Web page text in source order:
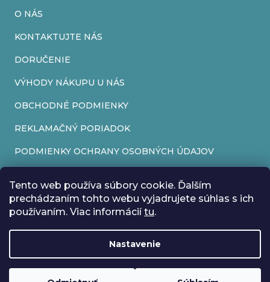
Tento web používa súbory cookie. Ďalším
prechádzaním tohto webu vyjadrujete súhlas s ich
používaním. Viac informáciítu.
Nastavenie
O NÁS
KONTAKTUJTE NÁS
DORUČENIE
VÝHODY NÁKUPU U NÁS
OBCHODNÉ PODMIENKY
REKLAMAČNÝ PORIADOK
PODMIENKY OCHRANY OSOBNÝCH ÚDAJOV
REKLAMAČNÝ FORMULÁR